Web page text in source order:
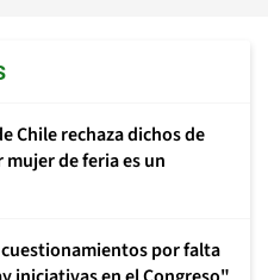
Chile rechaza dichos de
de feria es un
por falta